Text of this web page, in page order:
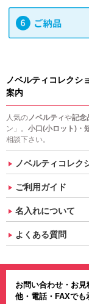
ノベルティコレクシ
案内
人気のノベルティや記念
ン」。 小口(小ロット)・
相談下さい。
ノベルティコレク
ご利用ガイド
名入れについて
よくある質問
お問い合わせ・お
他・電話・FAXでも